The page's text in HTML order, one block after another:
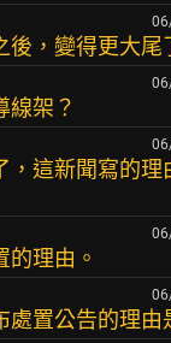
後，變得更大尾
線架？
，這新聞寫的理
的理由。
處置公告的理由